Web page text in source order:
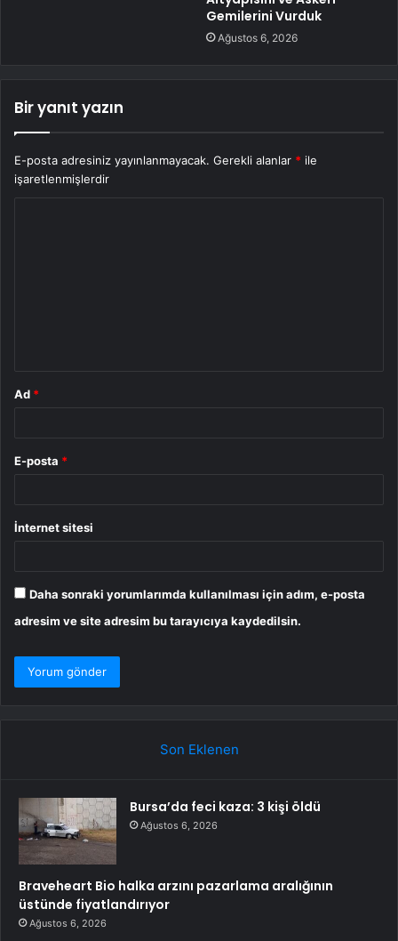
Gemilerini Vurduk
Ağustos 6, 2026
Bir yanıt yazın
E-posta adresiniz yayınlanmayacak. Gerekli alanlar * ile
işaretlenmişlerdir
Ad *
E-posta *
İnternet sitesi
Daha sonraki yorumlarımda kullanılması için adım, e-posta
adresim ve site adresim bu tarayıcıya kaydedilsin.
Son Eklenen
Bursa’da feci kaza: 3 kişi öldü
Ağustos 6, 2026
Braveheart Bio halka arzını pazarlama aralığının
üstünde fiyatlandırıyor
Ağustos 6, 2026